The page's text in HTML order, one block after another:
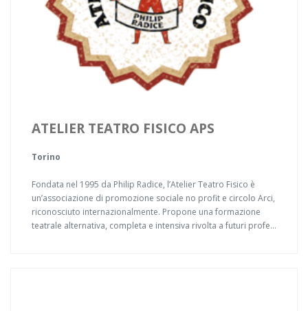
ATELIER TEATRO FISICO APS
Torino
Fondata nel 1995 da Philip Radice, l’Atelier Teatro Fisico è
un’associazione di promozione sociale no profit e circolo Arci,
riconosciuto internazionalmente. Propone una formazione
teatrale alternativa, completa e intensiva rivolta a futuri profe...